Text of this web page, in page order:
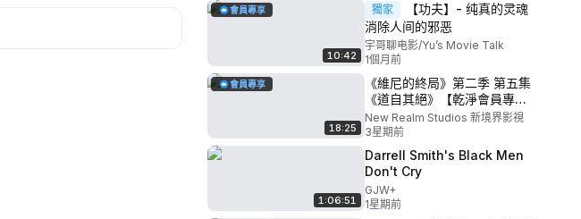
會員專享
10:42
獨家
【功夫】- 纯真的灵魂
消除人间的邪恶
宇哥聊电影/Yu’s Movie Talk
1個月前
會員專享
18:25
《維尼的終局》第二季 第五集
《道自其絕》【乾淨會員專
屬】
New Realm Studios 新境界影視
3星期前
1:06:51
Darrell Smith's Black Men
Don't Cry
GJW+
1星期前